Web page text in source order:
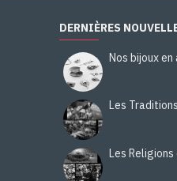
DERNIÈRES
Les
Les Religions